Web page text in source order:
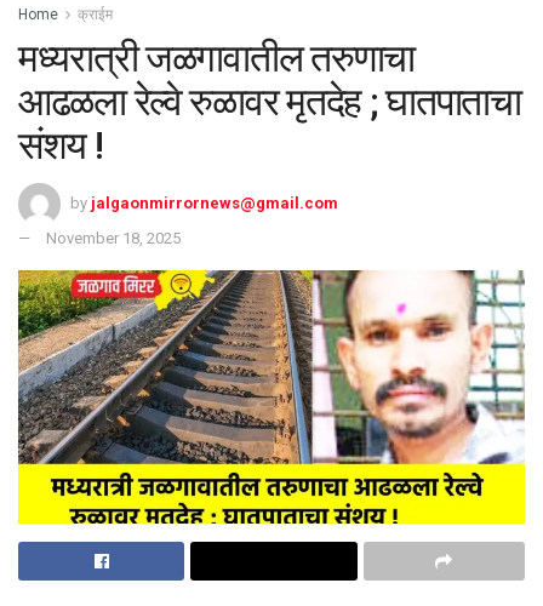
Home क्राईम
मध्यरात्री जळगावातील तरुणाचा
आढळला रेल्वे रुळावर मृतदेह ; घातपाताचा
संशय !
by jalgaonmirrornews@gmail.com
November 18, 2025